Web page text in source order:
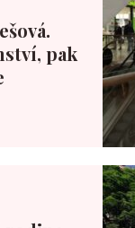
pak